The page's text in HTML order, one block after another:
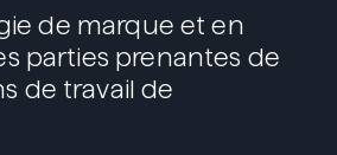
de marque et en
parties prenantes de
de travail de